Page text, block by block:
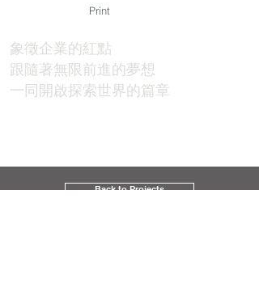
Print
象徵企業的紅點
跟隨著無限前進的夢想
一同開啟探索世界的篇章
Back to Projects